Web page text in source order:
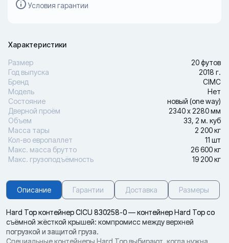
Условия гарантии
Характеристики
Размер
20 футов
Год выпуска
2018 г.
Бренд
CIMC
Модель
Нет
Состояние
новый (one way)
Дверной проём
2340 х 2280 мм
Объем
33, 2 м. куб
Масса тары
2 200 кг
Кол-во европаллет
11 шт
Макс. масса брутто
26 600 кг
Макс. грузоподъёмность
19 200 кг
Описание Гарантии Доставка Размеры
Hard Top контейнер CICU 830258-0 — контейнер Hard Top со
съёмной жёсткой крышей: компромисс между верхней
погрузкой и защитой груза.
Специальные контейнеры Hard Top выбирают, когда нужна